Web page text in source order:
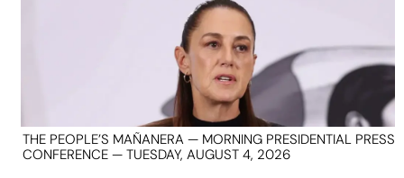
THE PEOPLE’S MAÑANERA — MORNING PRESIDENTIAL PRESS
CONFERENCE — TUESDAY, AUGUST 4, 2026